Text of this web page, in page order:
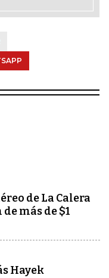
de La Calera
más de $1
Hayek